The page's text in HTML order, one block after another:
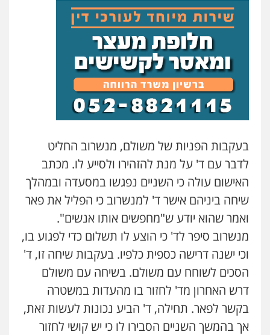
גיא זהבי משרד עורכי דין
פלילי משפחה
503456449
עו"ד איהאב ג'לג'ולי
פלילי מעצרים וחקירות עורכי דין לענייני
אסירים
0505216700
אייל בן שושן, עורך דין פלילי
פלילי מעצרים וחקירות פשיעה חמורה
נוער רישום פלילי
עו"ד שלומי שרון
פלילי צבאי מעצרים וחקירות
0547342002
עו"ד אלון קריטי
פלילי כלכלי אלימות סמים מעצרים
0525544654
בעקבות הפניות של משולם, מנשרוב החליט
לדבר עם ד' על מנת להזהירו ולסייע לו. מכתב
האישום עולה כי השניים נפגשו במסעדה ובמהלך
שיחה ביניהם אישר ד' למנשרוב כי הפליל את פאר
ואמר שהוא יודע ש"מחפשים אותו אנשים".
מנשרוב סיפר לד' כי הוצע לו תשלום כדי לפגוע בו,
וכי ישנה דרישה כספית כלפיו. בעקבות שיחה זו, ד'
הסכים לשוחח עם משולם. בשיחה עם משולם
דרש האחרון מד' לחזור בו מהעדות במשטרה
בקשר לפאר. תחילה, ד' הביע נכונות לעשות זאת,
אך בהמשך השניים הסבירו לו כי יש קושי לחזור